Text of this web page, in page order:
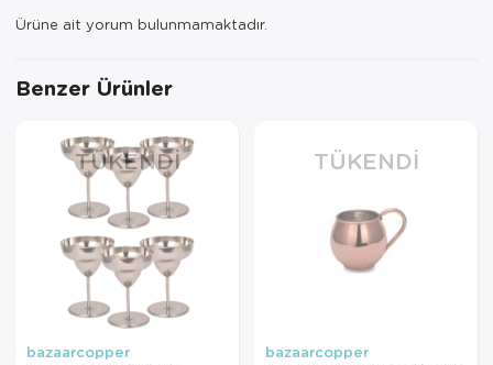
Ürüne ait yorum bulunmamaktadır.
Benzer Ürünler
TÜKENDI
bazaarcopper
TÜKENDI
bazaarcopper